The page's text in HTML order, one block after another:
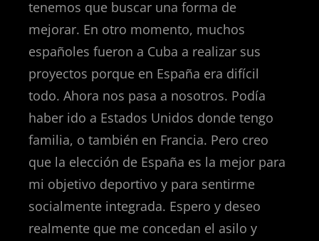
tenemos que buscar una forma de
mejorar. En otro momento, muchos
españoles fueron a Cuba a realizar sus
proyectos porque en España era difícil
todo. Ahora nos pasa a nosotros. Podía
haber ido a Estados Unidos donde tengo
familia, o también en Francia. Pero creo
que la elección de España es la mejor para
mi objetivo deportivo y para sentirme
socialmente integrada. Espero y deseo
realmente que me concedan el asilo y